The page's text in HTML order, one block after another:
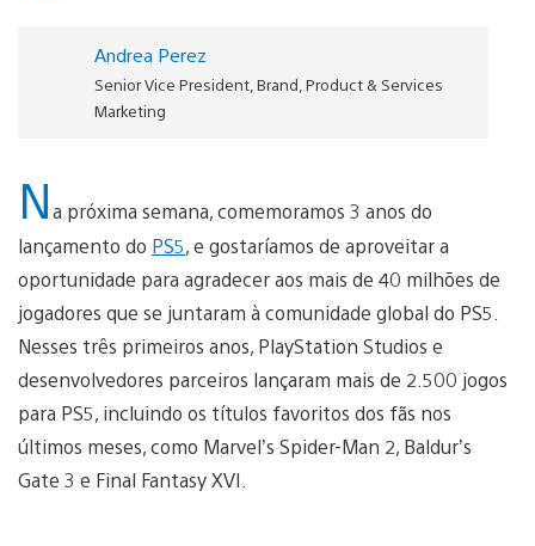
Andrea Perez
Senior Vice President, Brand, Product & Services
Marketing
Na próxima semana, comemoramos 3 anos do
lançamento do PS5, e gostaríamos de aproveitar a
oportunidade para agradecer aos mais de 40 milhões de
jogadores que se juntaram à comunidade global do PS5.
Nesses três primeiros anos, PlayStation Studios e
desenvolvedores parceiros lançaram mais de 2.500 jogos
para PS5, incluindo os títulos favoritos dos fãs nos
últimos meses, como Marvel’s Spider-Man 2, Baldur’s
Gate 3 e Final Fantasy XVI.